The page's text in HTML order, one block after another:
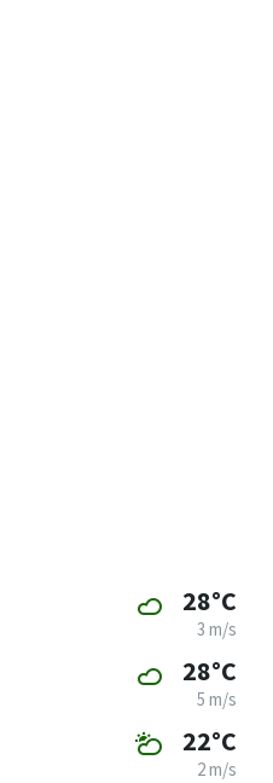
28°C
3 m/s
28°C
5 m/s
22°C
2 m/s